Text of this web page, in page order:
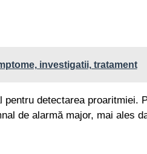
investigatii, tratament
detectarea proaritmiei.
de alarmă major, mai ales